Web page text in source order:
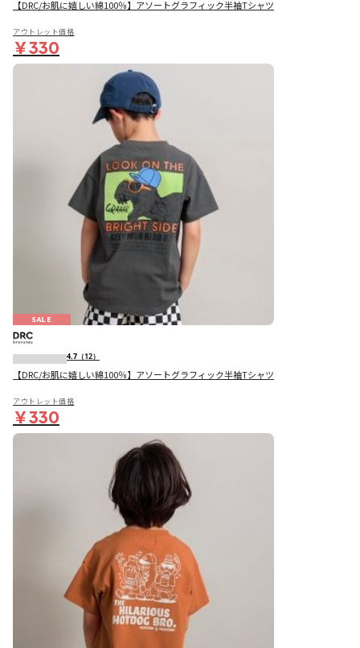
【DRC/お肌に嬉しい綿100％】アソートグラフィック半袖Tシャツ
アウトレット価格
￥330
SALE
4.7 （12）
【DRC/お肌に嬉しい綿100％】アソートグラフィック半袖Tシャツ
アウトレット価格
￥330